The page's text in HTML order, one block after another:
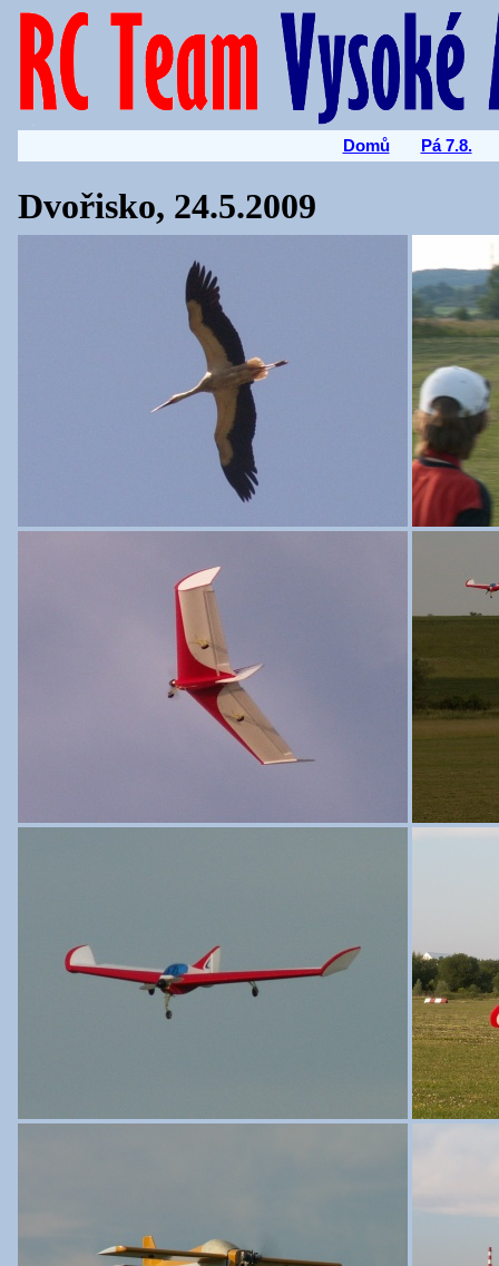
Domů Pá 7.8.
Dvořisko, 24.5.2009